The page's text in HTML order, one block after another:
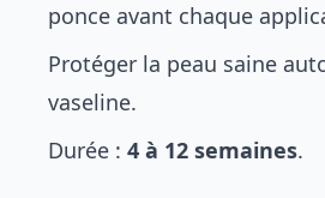
ponce avant chaque
Protéger la peau saine
vaseline.
Durée : 4 à 12 semaines.